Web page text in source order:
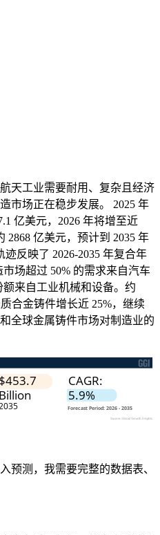
天工业需要耐用、复杂且经济
市场正在稳步发展。 2025 年
亿美元，2026 年将增至近
2868 亿美元，预计到 2035 年
反映了 2026-2035 年复合年
场超过 50% 的需求来自汽车
来自工业机械和设备。约
合金铸件增长近 25%，继续
全球金属铸件市场对制造业的
预测，我需要完整的数据表、